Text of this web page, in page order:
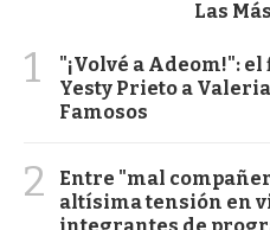
Las
1
"¡Volvé a Adeom!":
Yesty Prieto a
Famosos
2
Entre "mal
altísima tensión en